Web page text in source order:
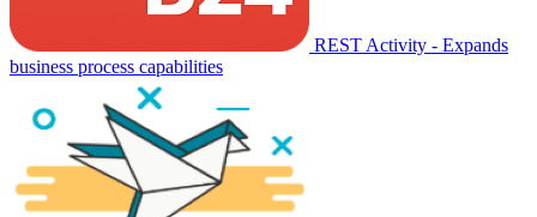
REST Activity - Expands
business process capabilities